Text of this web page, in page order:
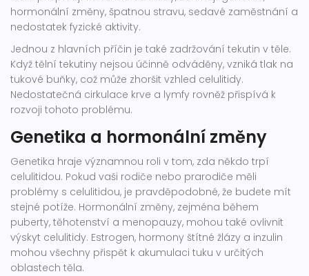
hormonální změny, špatnou stravu, sedavé zaměstnání a
nedostatek fyzické aktivity.
Jednou z hlavních příčin je také zadržování tekutin v těle.
Když tělní tekutiny nejsou účinně odváděny, vzniká tlak na
tukové buňky, což může zhoršit vzhled celulitidy.
Nedostatečná cirkulace krve a lymfy rovněž přispívá k
rozvoji tohoto problému.
Genetika a hormonální změny
Genetika hraje významnou roli v tom, zda někdo trpí
celulitidou. Pokud vaši rodiče nebo prarodiče měli
problémy s celulitidou, je pravděpodobné, že budete mít
stejné potíže. Hormonální změny, zejména během
puberty, těhotenství a menopauzy, mohou také ovlivnit
výskyt celulitidy. Estrogen, hormony štítné žlázy a inzulin
mohou všechny přispět k akumulaci tuku v určitých
oblastech těla.